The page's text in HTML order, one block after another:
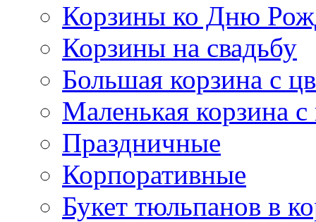
Корзины ко Дню
Корзины на свадьбу
Большая корзина с
Маленькая корзина
Праздничные
Корпоративные
Букет тюльпанов в